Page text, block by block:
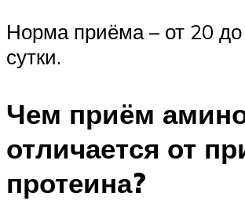
Норма приёма – от 20 до
сутки.
Чем приём
отличается от
протеина?